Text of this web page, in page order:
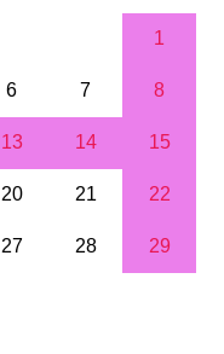
1
6 7 8
13 14 15
20 21 22
27 28 29